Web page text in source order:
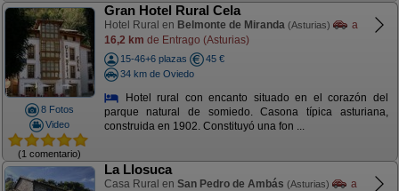
8 Fotos
Video
(1 comentario)
Gran Hotel Rural Cela
Hotel Rural en Belmonte de Miranda (Asturias)
a
16,2 km de Entrago (Asturias)
15-46+6 plazas
45 €
34 km de Oviedo
Hotel rural con encanto situado en el corazón del
parque natural de somiedo. Casona típica asturiana,
construida en 1902. Constituyó una fon ...
La Llosuca
Casa Rural en San Pedro de Ambás (Asturias)
a